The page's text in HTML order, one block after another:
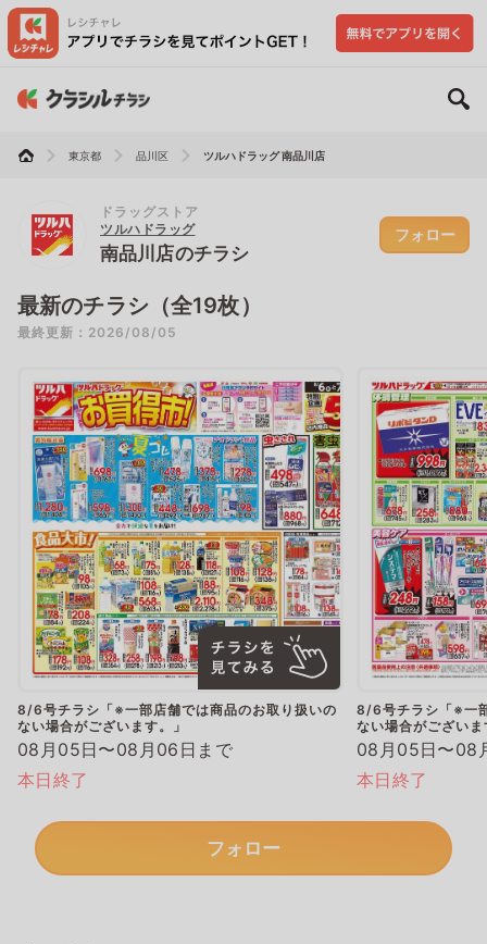
東京都 品川区 ツルハドラッグ 南品川店
ドラッグストア
ツルハドラッグ
南品川店のチラシ
フォロー
最新のチラシ（全19枚）
最終更新：2026/08/05
8/6号チラシ「※一部店舗では商品のお取り扱いの
ない場合がございます。」
08月05日〜08月06日まで
本日終了
8/6号チラシ「※一
ない場合がございま
08月05日〜08
本日終了
フォロー